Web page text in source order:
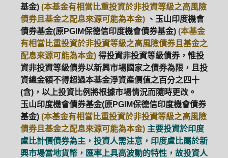
基金) (本基金有相當比重投資於非投資等級之高風險
債券且基金之配息來源可能為本金) 、玉山印度機會
債券基金(原PGIM保德信印度機會債券基金) (本基金
有相當比重投資於非投資等級之高風險債券且基金之
配息來源可能為本金) 得投資非投資等級債券，惟投
資非投資等級債券以新興市場國家之債券為限，且投
資總金額不得超過本基金淨資產價值之百分之四十
(含)，以上投資比例將根據市場情況而隨時更改。
玉山印度機會債券基金(原PGIM保德信印度機會債券
基金) (本基金有相當比重投資於非投資等級之高風險
債券且基金之配息來源可能為本金) 主要投資於印度
盧比計價債券為主，投資人需注意，印度盧比屬於新
興市場當地貨幣，匯率上具高波動的特性，故投資人